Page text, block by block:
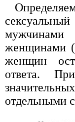
женщинами
женщин
ответа.
отдельными